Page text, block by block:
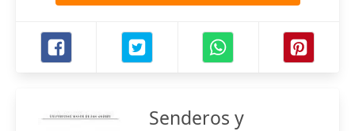
Senderos y